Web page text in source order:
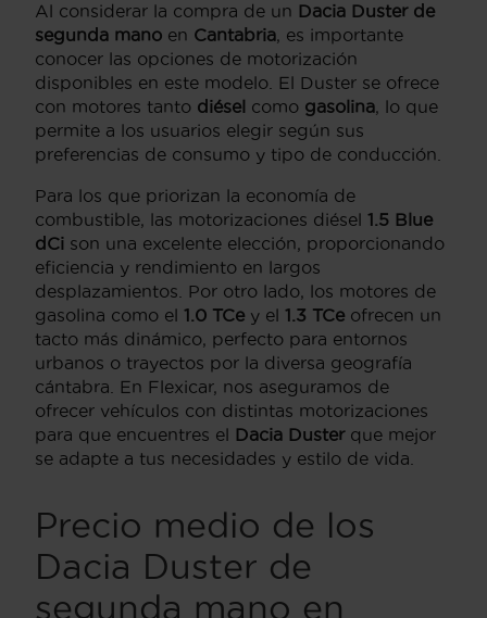
Al considerar la compra de un Dacia Duster de
segunda mano en Cantabria, es importante
conocer las opciones de motorización
disponibles en este modelo. El Duster se ofrece
con motores tanto diésel como gasolina, lo que
permite a los usuarios elegir según sus
preferencias de consumo y tipo de conducción.
Para los que priorizan la economía de
combustible, las motorizaciones diésel 1.5 Blue
dCi son una excelente elección, proporcionando
eficiencia y rendimiento en largos
desplazamientos. Por otro lado, los motores de
gasolina como el 1.0 TCe y el 1.3 TCe ofrecen un
tacto más dinámico, perfecto para entornos
urbanos o trayectos por la diversa geografía
cántabra. En Flexicar, nos aseguramos de
ofrecer vehículos con distintas motorizaciones
para que encuentres el Dacia Dusterque mejor
se adapte a tus necesidades y estilo de vida.
Precio medio de los
Dacia Duster de
segunda mano en